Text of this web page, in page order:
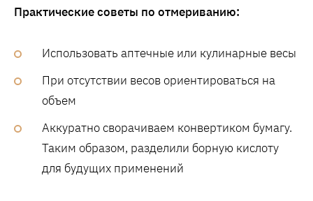
Практические советы по отмериванию:
Использовать аптечные или кулинарные весы
При отсутствии весов ориентироваться на
объем
Аккуратно сворачиваем конвертиком бумагу.
Таким образом, разделили борную кислоту
для будущих применений